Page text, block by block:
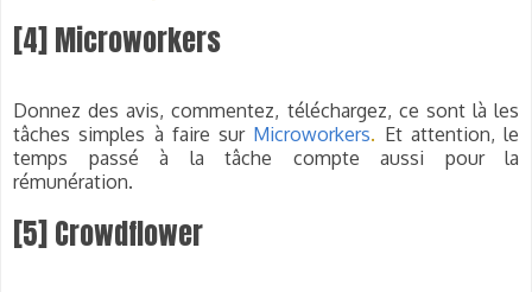
[4] Microworkers
Donnez des avis, commentez, téléchargez, ce sont là les
tâches simples à faire sur Microworkers. Et attention, le
temps passé à la tâche compte aussi pour la
rémunération.
[5] Crowdflower